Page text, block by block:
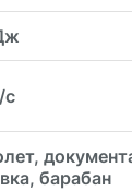
с
барабан